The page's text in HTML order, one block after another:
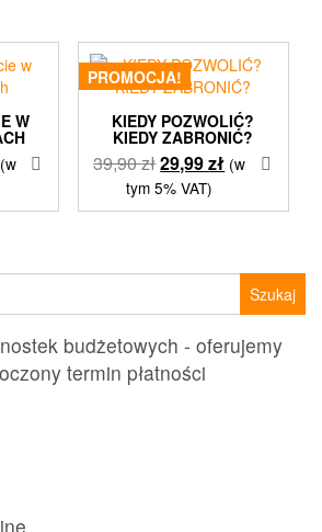
W
(w
PROMOCJA!
KIEDY POZWOLIĆ?
KIEDY ZABRONIĆ?
39,90złPierwotna
cena
wynosiła:
29,99złAktualna
wynosi:
(w
tym 5% VAT)
budżetowych - oferujemy
termin płatności